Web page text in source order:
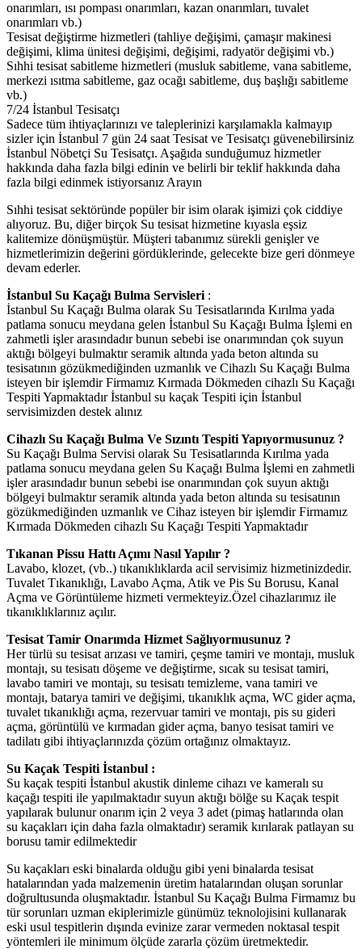
onarımları, ısı pompası onarımları, kazan onarımları, tuvalet
onarımları vb.)
Tesisat değiştirme hizmetleri (tahliye değişimi, çamaşır makinesi
değişimi, klima ünitesi değişimi, değişimi, radyatör değişimi vb.)
Sıhhi tesisat sabitleme hizmetleri (musluk sabitleme, vana sabitleme,
merkezi ısıtma sabitleme, gaz ocağı sabitleme, duş başlığı sabitleme
vb.)
7/24 İstanbul Tesisatçı
Sadece tüm ihtiyaçlarınızı ve taleplerinizi karşılamakla kalmayıp
sizler için İstanbul 7 gün 24 saat Tesisat ve Tesisatçı güvenebilirsiniz
İstanbul Nöbetçi Su Tesisatçı. Aşağıda sunduğumuz hizmetler
hakkında daha fazla bilgi edinin ve belirli bir teklif hakkında daha
fazla bilgi edinmek istiyorsanız Arayın
Sıhhi tesisat sektöründe popüler bir isim olarak işimizi çok ciddiye
alıyoruz. Bu, diğer birçok Su tesisat hizmetine kıyasla eşsiz
kalitemize dönüşmüştür. Müşteri tabanımız sürekli genişler ve
hizmetlerimizin değerini gördüklerinde, gelecekte bize geri dönmeye
devam ederler.
İstanbul Su Kaçağı Bulma Servisleri :
İstanbul Su Kaçağı Bulma olarak Su Tesisatlarında Kırılma yada
patlama sonucu meydana gelen İstanbul Su Kaçağı Bulma İşlemi en
zahmetli işler arasındadır bunun sebebi ise onarımından çok suyun
aktığı bölgeyi bulmaktır seramik altında yada beton altında su
tesisatının gözükmediğinden uzmanlık ve Cihazlı Su Kaçağı Bulma
isteyen bir işlemdir Firmamız Kırmada Dökmeden cihazlı Su Kaçağı
Tespiti Yapmaktadır İstanbul su kaçak Tespiti için İstanbul
servisimizden destek alınız
Cihazlı Su Kaçağı Bulma Ve Sızıntı Tespiti Yapıyormusunuz ?
Su Kaçağı Bulma Servisi olarak Su Tesisatlarında Kırılma yada
patlama sonucu meydana gelen Su Kaçağı Bulma İşlemi en zahmetli
işler arasındadır bunun sebebi ise onarımından çok suyun aktığı
bölgeyi bulmaktır seramik altında yada beton altında su tesisatının
gözükmediğinden uzmanlık ve Cihaz isteyen bir işlemdir Firmamız
Kırmada Dökmeden cihazlı Su Kaçağı Tespiti Yapmaktadır
Tıkanan Pissu Hattı Açımı Nasıl Yapılır ?
Lavabo, klozet, (vb..) tıkanıklıklarda acil servisimiz hizmetinizdedir.
Tuvalet Tıkanıklığı, Lavabo Açma, Atik ve Pis Su Borusu, Kanal
Açma ve Görüntüleme hizmeti vermekteyiz.Özel cihazlarımız ile
tıkanıklıklarınız açılır.
Tesisat Tamir Onarımda Hizmet Sağlıyormusunuz ?
Her türlü su tesisat arızası ve tamiri, çeşme tamiri ve montajı, musluk
montajı, su tesisatı döşeme ve değiştirme, sıcak su tesisat tamiri,
lavabo tamiri ve montajı, su tesisatı temizleme, vana tamiri ve
montajı, batarya tamiri ve değişimi, tıkanıklık açma, WC gider açma,
tuvalet tıkanıklığı açma, rezervuar tamiri ve montajı, pis su gideri
açma, görüntülü ve kırmadan gider açma, banyo tesisat tamiri ve
tadilatı gibi ihtiyaçlarınızda çözüm ortağınız olmaktayız.
Su Kaçak Tespiti İstanbul :
Su kaçak tespiti İstanbul akustik dinleme cihazı ve kameralı su
kaçağı tespiti ile yapılmaktadır suyun aktığı bölğe su Kaçak tespit
yapılarak bulunur onarım için 2 veya 3 adet (pimaş hatlarında olan
su kaçakları için daha fazla olmaktadır) seramik kırılarak patlayan su
borusu tamir edilmektedir
Su kaçakları eski binalarda olduğu gibi yeni binalarda tesisat
hatalarından yada malzemenin üretim hatalarından oluşan sorunlar
doğrultusunda oluşmaktadır. İstanbul Su Kaçağı Bulma Firmamız bu
tür sorunları uzman ekiplerimizle günümüz teknolojisini kullanarak
eski usul tespitlerin dışında evinize zarar vermeden noktasal tespit
yöntemleri ile minimum ölçüde zararla çözüm üretmektedir.